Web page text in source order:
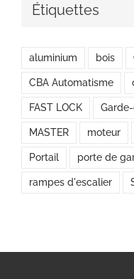
Étiquettes
aluminium bois
CBA Automatisme
FAST LOCK
MASTER moteur
Portail porte de
rampes d'escalier